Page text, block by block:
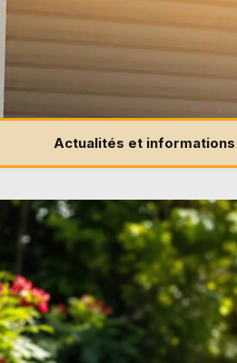
Actualités et informations